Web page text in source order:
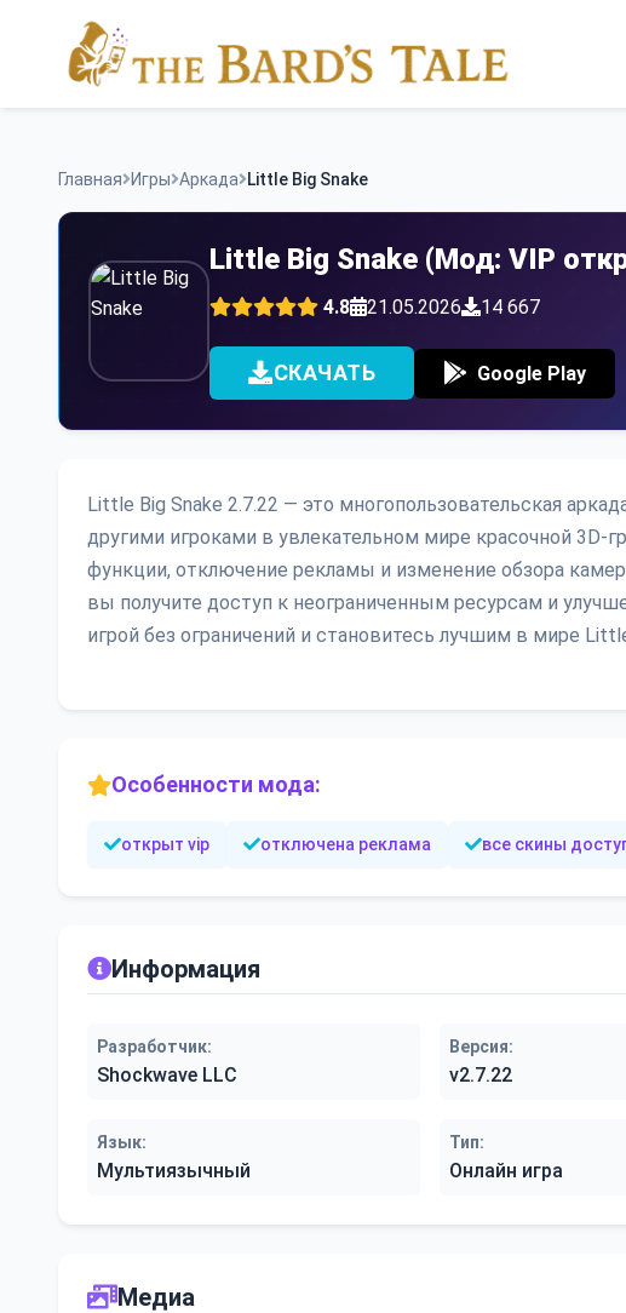
Главная Игры Аркада Little Big Snake
Little Big Snake (Мод: VIP
4.8 21.05.2026 14 667
СКАЧАТЬ Google Play
Little Big Snake 2.7.22 — это многопользовательская
другими игроками в увлекательном мире красочной 3D-
функции, отключение рекламы и изменение обзора
вы получите доступ к неограниченным ресурсам и
игрой без ограничений и становитесь лучшим в мире
Особенности мода:
открыт vip отключена реклама все скины
Информация
Разработчик:
Shockwave LLC
Версия:
v2.7.22
Язык:
Мультиязычный
Тип:
Онлайн игра
Медиа